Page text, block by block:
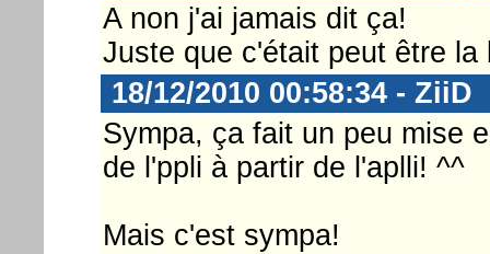
A non j'ai jamais dit ça!
Juste que c'était peut être
18/12/2010 00:58:34 - ZiiD
Sympa, ça fait un peu mise
de l'ppli à partir de l'aplli! ^^
Mais c'est sympa!